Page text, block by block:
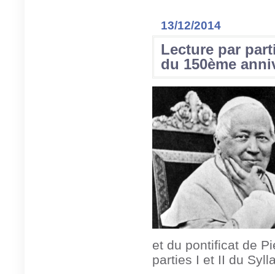
13/12/2014
Lecture par
du 150ème
et du pontificat de
parties I et II du